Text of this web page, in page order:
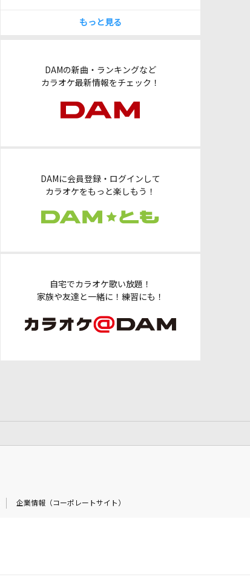
もっと見る
DAMの新曲・ランキングなど
カラオケ最新情報をチェック！
DAMに会員登録・ログインして
カラオケをもっと楽しもう！
自宅でカラオケ歌い放題！
家族や友達と一緒に！練習にも！
企業情報（コーポレートサイト）